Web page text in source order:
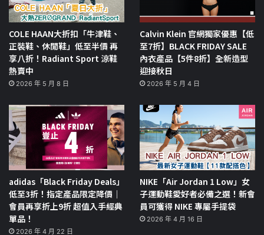
COLE HAAN大折扣「牛津鞋、
正裝鞋、休閒鞋」低至半價 再
享八折！Radiant Sport 涼鞋
熱賣中
2026 年 5 月 8 日
Calvin Klein 官網獨家優惠【低
至7折】BLACK FRIDAY SALE
內衣產品【5件8折】全新造型
迎接秋日
2026 年 5 月 4 日
adidas「Black Friday Deals」
低至3折！指定產品限定降價｜
會員再享折上9折 超值入手經典
單品！
2026 年 4 月 22 日
NIKE「Air Jordan 1 Low」女
子運動鞋愛好者必備之選！新會
員可獲得 NIKE 專屬手提袋
2026 年 4 月 16 日